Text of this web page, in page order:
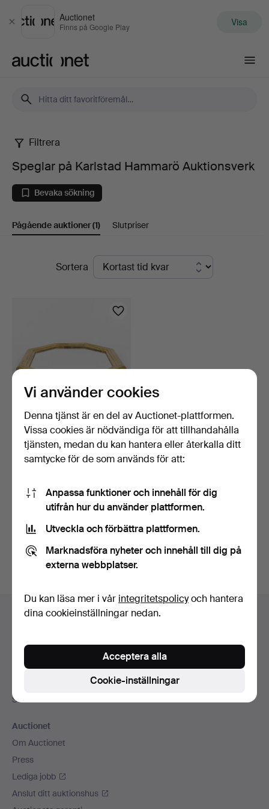
Stäng
Auctionet
Finns på Google Play Visa
Speglar
på
Karlstad
Hammarö
Auktionsverk
Filtrera
Speglar på Karlstad Hammarö Auktionsverk
Bevaka sökning
Pågående auktioner(1) Slutpriser
PågåendeSortera
SPEGEL, förgylld träram,
1900-talets andra…
Bevaka sökning
Du kan också söka i vårt arkiv med avslutade auktioner
Sidfotsnavigation
Hjälp och kontakt
Alla auktionshus
Betalningsalternativ
Sociala medier
Auctionet
Om Auctionet
Press
Lediga jobb
Anslut ditt auktionshus
Vi använder cookies
Denna tjänst är en del av Auctionet-plattformen.
Vissa cookies är nödvändiga för att tillhandahålla
tjänsten, medan du kan hantera eller återkalla ditt
samtycke för de som används för att:
Anpassa funktioner och innehåll för dig
utifrån hur du använder plattformen.
Utveckla och förbättra plattformen.
Marknadsföra nyheter och innehåll till dig på
externa webbplatser.
Du kan läsa mer i vår integritetspolicyoch hantera
dina cookieinställningar nedan.
Cookie-inställningar
Acceptera alla